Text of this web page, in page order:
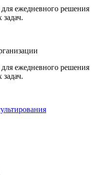
ежедневного решения
ежедневного решения